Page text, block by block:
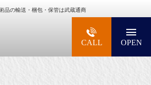
品の輸送・梱包・保管は武蔵通商
大型精密機械・美術品・高級楽器の梱包・輸送
CALL OPEN